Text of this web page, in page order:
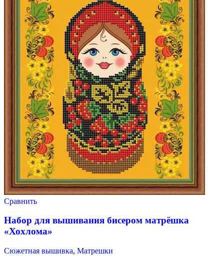
Сравнить
Набор для вышивания бисером матрёшка
«Хохлома»
Сюжетная вышивка, Матрешки